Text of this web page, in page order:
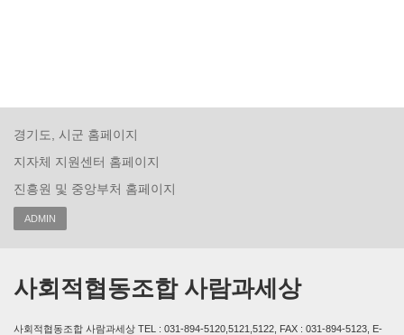
경기도, 시군 홈페이지
지자체 지원센터 홈페이지
진흥원 및 중앙부처 홈페이지
ADMIN
사회적협동조합 사람과세상
사회적협동조합 사람과세상 TEL : 031-894-5120,5121,5122, FAX : 031-894-5123, E-